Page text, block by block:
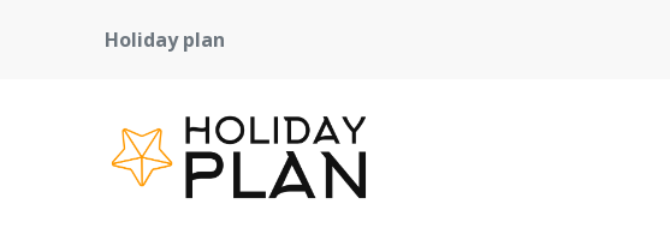
Holiday plan